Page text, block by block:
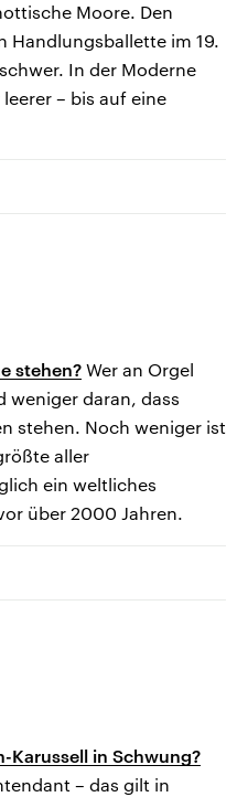
Moore. Den
Handlungsballette im 19.
In der Moderne
– bis auf eine
stehen? Wer an Orgel
weniger daran, dass
stehen. Noch weniger ist
aller
ein weltliches
über 2000 Jahren.
Karussell in Schwung?
– das gilt in